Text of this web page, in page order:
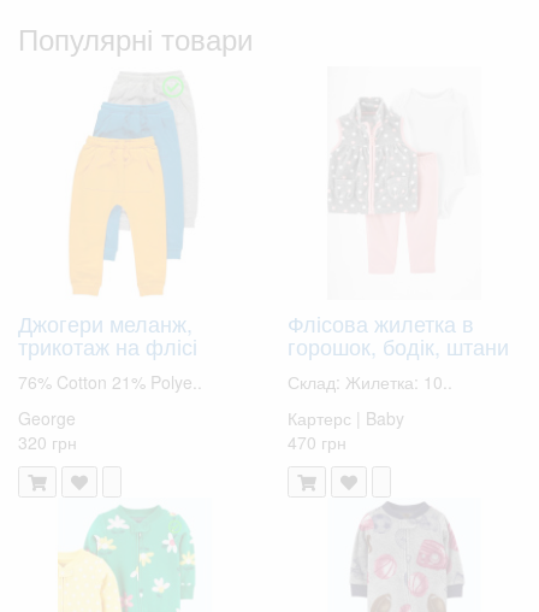
Популярні товари
Джогери меланж,
трикотаж на флісі
76% Cotton 21% Polye..
George
320 грн
Флісова жилетка в
горошок, бодік, штани
Склад: Жилетка: 10..
Картерс | Baby
470 грн